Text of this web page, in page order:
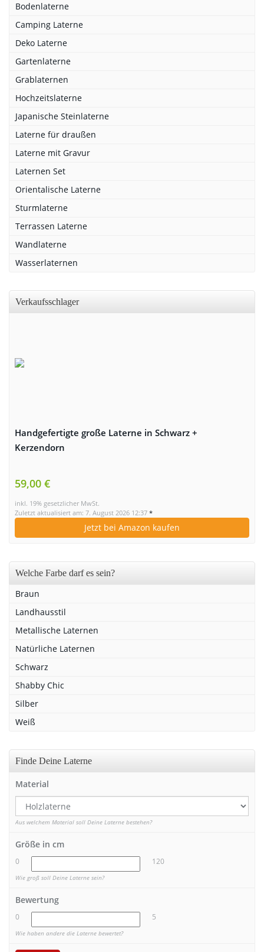
Bodenlaterne
Camping Laterne
Deko Laterne
Gartenlaterne
Grablaternen
Hochzeitslaterne
Japanische Steinlaterne
Laterne für draußen
Laterne mit Gravur
Laternen Set
Orientalische Laterne
Sturmlaterne
Terrassen Laterne
Wandlaterne
Wasserlaternen
Verkaufsschlager
Handgefertigte große Laterne in Schwarz +
Kerzendorn
59,00 €
inkl. 19% gesetzlicher MwSt.
Zuletzt aktualisiert am: 7. August 2026 12:37 *
Jetzt bei Amazon kaufen
Welche Farbe darf es sein?
Braun
Landhausstil
Metallische Laternen
Natürliche Laternen
Schwarz
Shabby Chic
Silber
Weiß
Finde Deine Laterne
Material
Aus welchem Material soll Deine Laterne bestehen?
Größe in cm
0 120
Wie groß soll Deine Laterne sein?
Bewertung
0 5
Wie haben andere die Laterne bewertet?